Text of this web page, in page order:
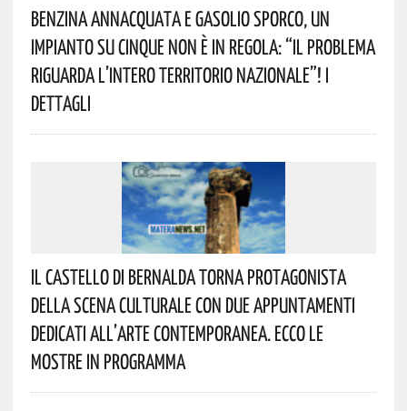
Benzina Annacquata E Gasolio Sporco, Un
Impianto Su Cinque Non È In Regola: “il Problema
Riguarda L’intero Territorio Nazionale”! I
Dettagli
Il Castello Di Bernalda Torna Protagonista
Della Scena Culturale Con Due Appuntamenti
Dedicati All’arte Contemporanea. Ecco Le
Mostre In Programma